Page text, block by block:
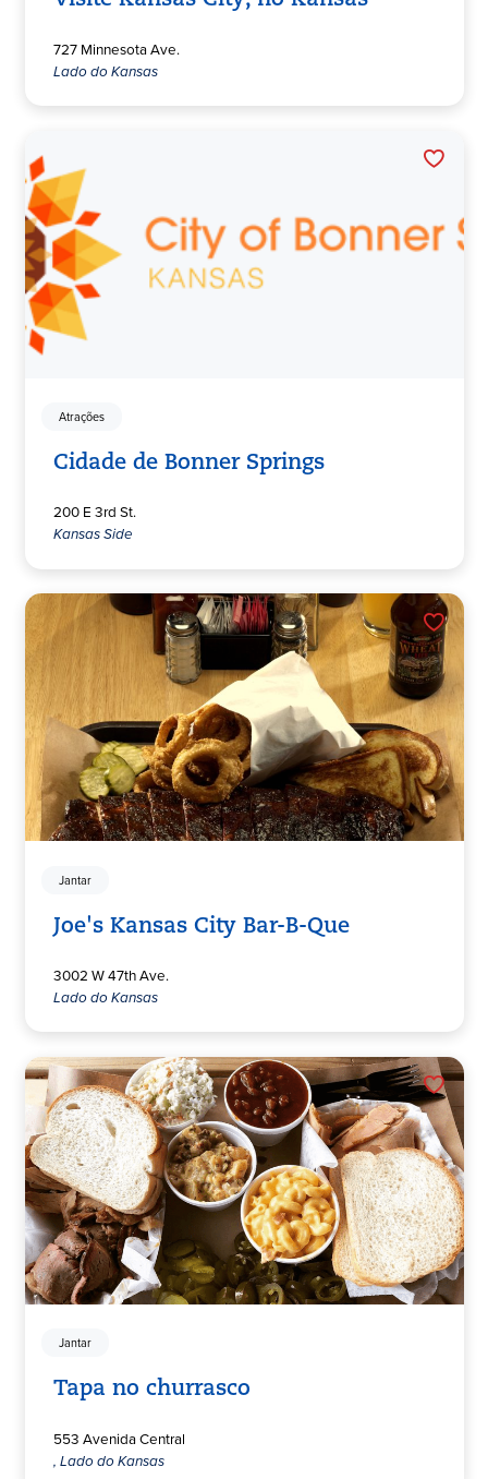
727 Minnesota Ave.
Lado do Kansas
Atrações
Cidade de Bonner Springs
200 E 3rd St.
Kansas Side
Jantar
Joe's Kansas City Bar-B-Que
3002 W 47th Ave.
Lado do Kansas
Jantar
Tapa no churrasco
553 Avenida Central
, Lado do Kansas